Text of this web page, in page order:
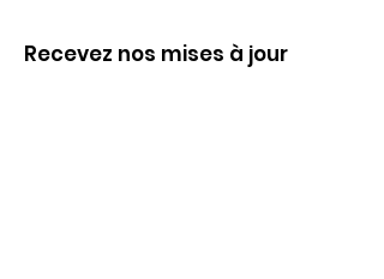
Recevez nos mises à jour